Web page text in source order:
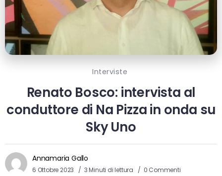
Interviste
Renato Bosco: intervista al
conduttore di Na Pizza in onda su
Sky Uno
Annamaria Gallo
6 Ottobre 2023 3 Minuti di lettura 0 Commenti